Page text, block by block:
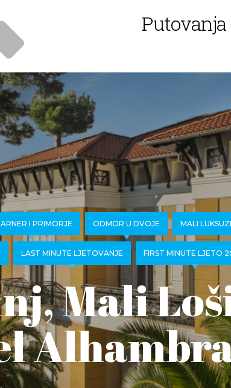
Putovanja
I PRIMORJE ODMOR U DVOJE MALI
LAST MINUTE LJETOVANJE FIRST MINUTE LJETO
Mali